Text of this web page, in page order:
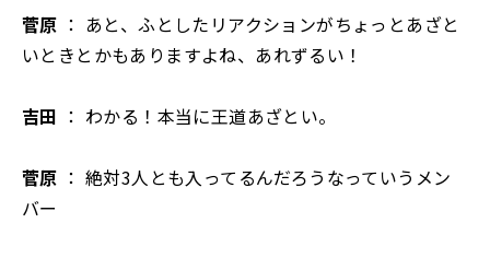
菅原 ： あと、ふとしたリアクションがちょっとあざと
いときとかもありますよね、あれずるい！
吉田 ： わかる！本当に王道あざとい。
菅原 ： 絶対3人とも入ってるんだろうなっていうメン
バー